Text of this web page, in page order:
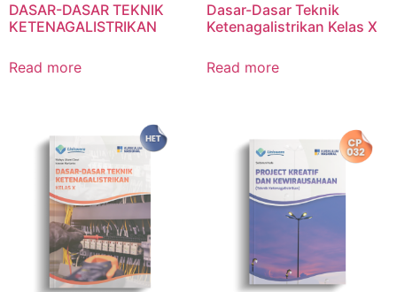
DASAR-DASAR TEKNIK
KETENAGALISTRIKAN
Read more
Dasar-Dasar Teknik
Ketenagalistrikan Kelas X
Read more